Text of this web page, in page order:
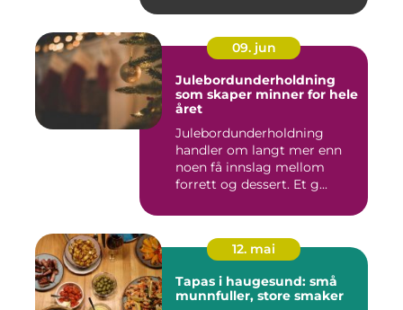
09. jun
Julebordunderholdning
som skaper minner for hele
året
Julebordunderholdning
handler om langt mer enn
noen få innslag mellom
forrett og dessert. Et g...
12. mai
Tapas i haugesund: små
munnfuller, store smaker